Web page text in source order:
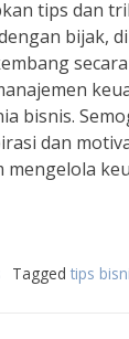
tips dan
bijak,
bisnis.
dan
mengelola
Tagged tips